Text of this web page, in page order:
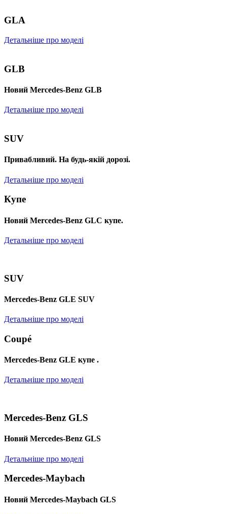
GLA
Детальніше про моделі
GLB
Новий Mercedes-Benz GLB
Детальніше про моделі
SUV
Привабливий. На будь-якій дорозі.
Детальніше про моделі
Купе
Новий Mercedes-Benz GLС купе.
Детальніше про моделі
SUV
Mercedes-Benz GLE SUV
Детальніше про моделі
Coupé
Mercedes-Benz GLE купе .
Детальніше про моделі
Mercedes-Benz GLS
Новий Mercedes-Benz GLS
Детальніше про моделі
Mercedes-Maybach
Новий Mercedes-Maybach GLS